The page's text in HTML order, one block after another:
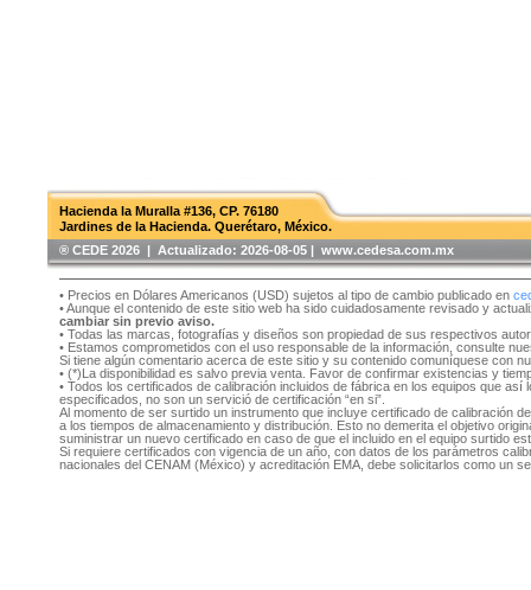
Hacienda la Muralla #136, CP. 76180
Jardines de la Hacienda. Querétaro, México.
®️ CEDE 2026 | Actualizado: 2026-08-05 | www.cedesa.com.mx
• Precios en Dólares Americanos (USD) sujetos al tipo de cambio publicado en
• Aunque el contenido de este sitio web ha sido cuidadosamente revisado y
cambiar sin previo aviso.
• Todas las marcas, fotografías y diseños son propiedad de sus respectivos
• Estamos comprometidos con el uso responsable de la información, consulte
Si tiene algún comentario acerca de este sitio y su contenido comuníquese con
• (*)La disponibilidad es salvo previa venta. Favor de confirmar existencias y
• Todos los certificados de calibración incluidos de fábrica en los equipos que
especificados, no son un servició de certificación “en si”.
Al momento de ser surtido un instrumento que incluye certificado de calibración
a los tiempos de almacenamiento y distribución. Esto no demerita el objetivo
suministrar un nuevo certificado en caso de que el incluido en el equipo surtido
Si requiere certificados con vigencia de un año, con datos de los parámetros
nacionales del CENAM (México) y acreditación EMA, debe solicitarlos como un